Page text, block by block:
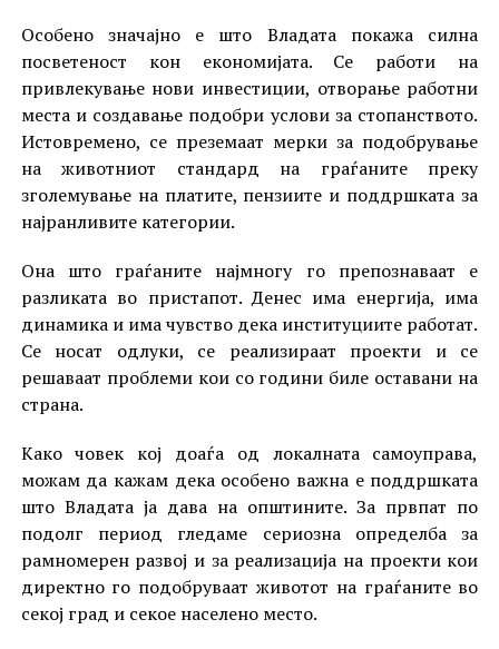
Особено значајно е што Владата покажа силна
посветеност кон економијата. Се работи на
привлекување нови инвестиции, отворање работни
места и создавање подобри услови за стопанството.
Истовремено, се преземаат мерки за подобрување
на животниот стандард на граѓаните преку
зголемување на платите, пензиите и поддршката за
најранливите категории.
Она што граѓаните најмногу го препознаваат е
разликата во пристапот. Денес има енергија, има
динамика и има чувство дека институциите работат.
Се носат одлуки, се реализираат проекти и се
решаваат проблеми кои со години биле оставани на
страна.
Како човек кој доаѓа од локалната самоуправа,
можам да кажам дека особено важна е поддршката
што Владата ја дава на општините. За првпат по
подолг период гледаме сериозна определба за
рамномерен развој и за реализација на проекти кои
директно го подобруваат животот на граѓаните во
секој град и секое населено место.